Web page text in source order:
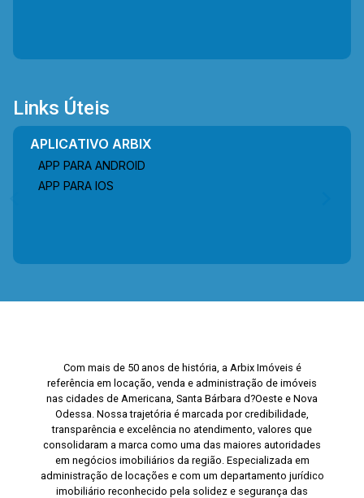
Links Úteis
APLICATIVO ARBIX
APP PARA ANDROID
APP PARA IOS
Com mais de 50 anos de história, a Arbix Imóveis é
referência em locação, venda e administração de imóveis
nas cidades de Americana, Santa Bárbara d?Oeste e Nova
Odessa. Nossa trajetória é marcada por credibilidade,
transparência e excelência no atendimento, valores que
consolidaram a marca como uma das maiores autoridades
em negócios imobiliários da região. Especializada em
administração de locações e com um departamento jurídico
imobiliário reconhecido pela solidez e segurança das